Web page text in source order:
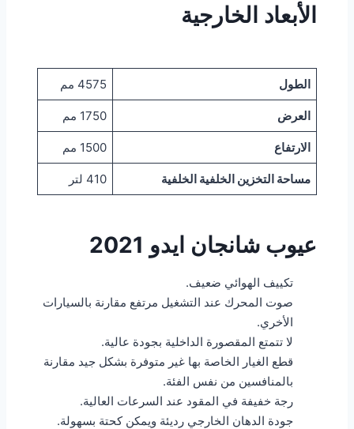
الأبعاد الخارجية
الطول 4575 مم
العرض 1750 مم
الارتفاع 1500 مم
مساحة التخزين الخلفية الخلفية 410 لتر
عيوب شانجان ايدو
تكييف الهوائي ضعيف.
صوت المحرك عند التشغيل مرتفع مقارنة بالسيارات
الأخري.
لا تتمتع المقصورة الداخلية بجودة عالية.
قطع الغيار الخاصة بها غير متوفرة بشكل جيد مقارنة
بالمنافسين من نفس الفئة.
رجة خفيفة في المقود عند السرعات العالية.
جودة الدهان الخارجي رديئة ويمكن كحتة بسهولة.